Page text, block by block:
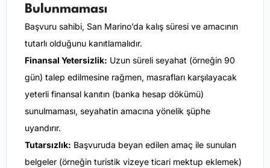
Bulunmaması
Başvuru sahibi, San Marino’da kalış süresi ve amacının
tutarlı olduğunu kanıtlamalıdır.
Finansal Yetersizlik: Uzun süreli seyahat (örneğin 90
gün) talep edilmesine rağmen, masrafları karşılayacak
yeterli finansal kanıtın (banka hesap dökümü)
sunulmaması, seyahatin amacına yönelik şüphe
uyandırır.
Tutarsızlık: Başvuruda beyan edilen amaç ile sunulan
belgeler (örneğin turistik vizeye ticari mektup eklemek)